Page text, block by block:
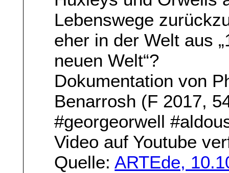
Lebenswege
eher in der Welt aus
neuen Welt“?
Dokumentation von
Benarrosh (F 2017,
#georgeorwell
Video auf Youtube
Quelle:ARTEde,